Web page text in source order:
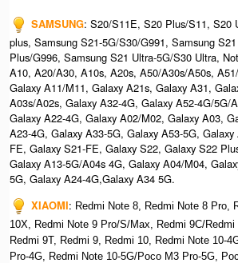
SAMSUNG: S20/S11E, S20 Plus/S11, S20
plus, Samsung S21-5G/S30/G991, Samsung
Plus/G996, Samsung S21 Ultra-5G/S30 Ultra,
A10, A20/A30, A10s, A20s, A50/A30s/A50s,
Galaxy A11/M11, Galaxy A21s, Galaxy A31,
A03s/A02s, Galaxy A32-4G, Galaxy A52-4G/5G/
Galaxy A22-4G, Galaxy A02/M02, Galaxy A03,
A23-4G, Galaxy A33-5G, Galaxy A53-5G,
FE, Galaxy S21-FE, Galaxy S22, Galaxy S22
Galaxy A13-5G/A04s 4G, Galaxy A04/M04,
5G, Galaxy A24-4G,Galaxy A34 5G.
XIAOMI: Redmi Note 8, Redmi Note 8 Pro,
10X, Redmi Note 9 Pro/S/Max, Redmi 9C/Redmi
Redmi 9T, Redmi 9, Redmi 10, Redmi Note 10-
Pro-4G, Redmi Note 10-5G/Poco M3 Pro-5G,